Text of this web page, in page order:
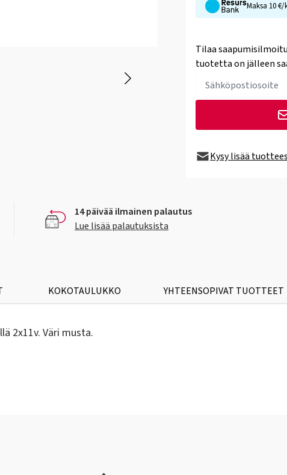
Maksa 10
Tilaa
tuotetta on jälleen
Kysy lisää
14 päivää ilmainen palautus
Lue lisää palautuksista
KOKOTAULUKKO YHTEENSOPIVAT TUOTTEET
2x11v. Väri musta.